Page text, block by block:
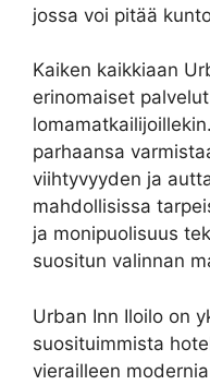
jossa voi pitää
Kaiken kaikkiaan
erinomaiset
parhaansa
viihtyvyyden ja
mahdollisissa
ja monipuolisuus
suositun valinnan
Urban Inn Iloilo on
suosituimmista
vierailleen